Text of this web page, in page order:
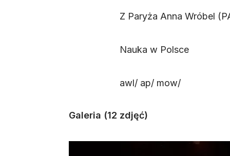
Z Paryża Anna Wróbel
Nauka w Polsce
awl/ ap/ mow/
Galeria (12 zdjęć)